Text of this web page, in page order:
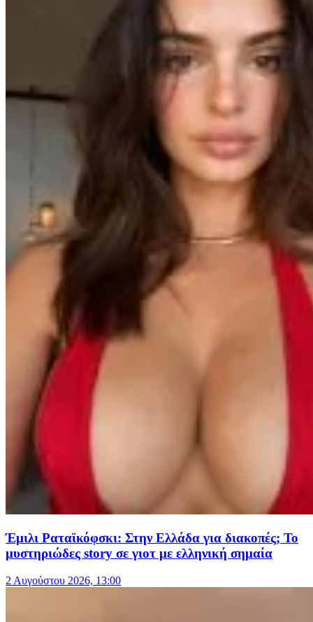
Έμιλι Ραταϊκόφσκι: Στην Ελλάδα για διακοπές; Το
μυστηριώδες story σε γιοτ με ελληνική σημαία
2 Αυγούστου 2026, 13:00